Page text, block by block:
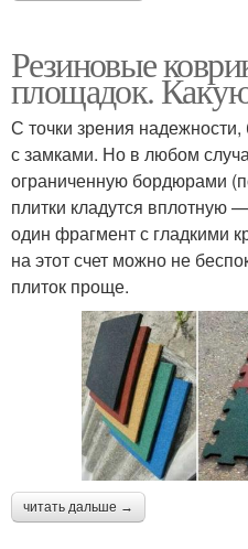
Резиновые
площадок.
С точки зрения
с замками. Но в любом
ограниченную бордюрами
плитки кладутся вплотную
один фрагмент с гладкими
на этот счет можно не
плиток проще.
читать дальше →